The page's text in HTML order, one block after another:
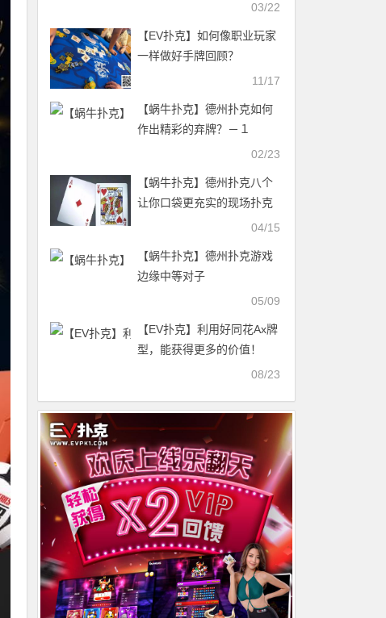
03/22
【EV扑克】如何像职业玩家
一样做好手牌回顾？
11/17
【蜗牛扑克】德州扑克如何
作出精彩的弃牌？－１
02/23
【蜗牛扑克】德州扑克八个
让你口袋更充实的现场扑克
04/15
【蜗牛扑克】德州扑克游戏
边缘中等对子
05/09
【EV扑克】利用好同花Ax牌
型，能获得更多的价值！
08/23